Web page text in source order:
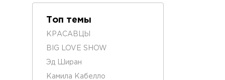
Топ темы
КРАСАВЦЫ
BIG LOVE SHOW
Эд Ширан
Камила Кабелло